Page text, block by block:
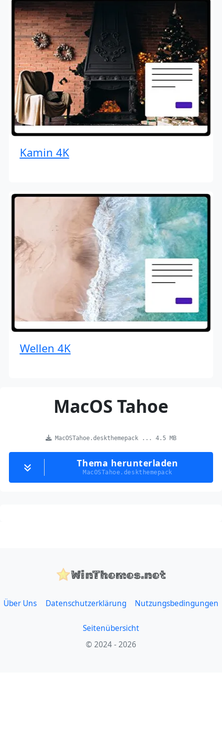
Kamin 4K
Wellen 4K
MacOS Tahoe
MacOSTahoe.deskthemepack ... 4.5 MB
Thema herunterladen
MacOSTahoe.deskthemepack
WinThemes.net
Über Uns Datenschutzerklärung Nutzungsbedingungen
Seitenübersicht
© 2024 - 2026